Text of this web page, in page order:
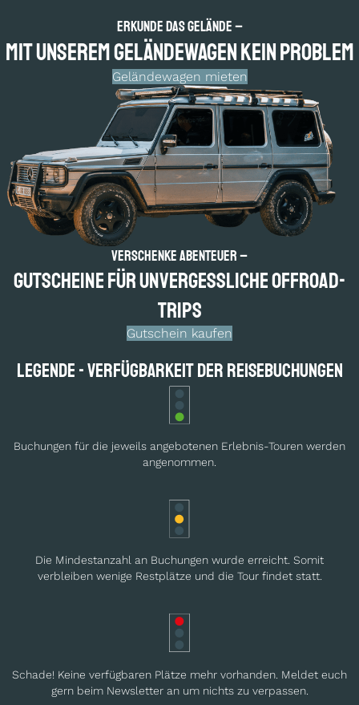
Erkunde das Gelände –
Mit unserem Geländewagen kein Problem
Geländewagen mieten
Verschenke Abenteuer –
Gutscheine für un­vergess­liche Offroad-
Trips
Gutschein kaufen
Legende - Verfügbarkeit der Reisebuchungen
Buchungen für die jeweils angebotenen Erlebnis-Touren werden
angenommen.
Die Mindestanzahl an Buchungen wurde erreicht. Somit
verbleiben wenige Restplätze und die Tour findet statt.
Schade! Keine verfügbaren Plätze mehr vorhanden. Meldet euch
gern beim Newsletter an um nichts zu verpassen.